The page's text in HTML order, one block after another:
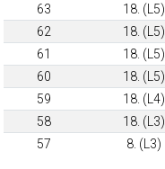
63
18. (L5)
62
18. (L5)
61
18. (L5)
60
18. (L5)
59
18. (L4)
58
18. (L3)
57
8. (L3)